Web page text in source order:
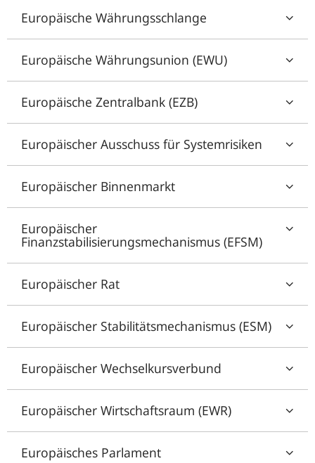
Europäische Währungsschlange
Europäische Währungsunion (EWU)
Europäische Zentralbank (EZB)
Europäischer Ausschuss für Systemrisiken
Europäischer Binnenmarkt
Europäischer
Finanzstabilisierungsmechanismus (EFSM)
Europäischer Rat
Europäischer Stabilitätsmechanismus (ESM)
Europäischer Wechselkursverbund
Europäischer Wirtschaftsraum (EWR)
Europäisches Parlament